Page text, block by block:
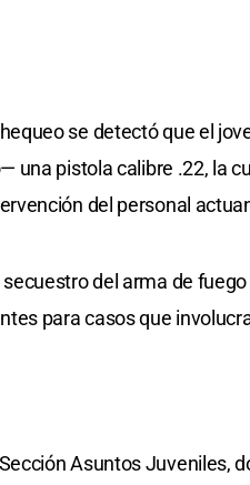
se detectó que el
una pistola calibre .22, la
del personal
del arma de fuego
para casos que
Asuntos Juveniles,